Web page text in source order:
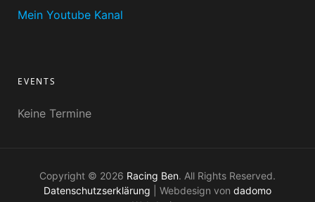
Mein Youtube Kanal
EVENTS
Keine Termine
Copyright © 2026 Racing Ben. All Rights Reserved.
Datenschutzserklärung | Webdesign von dadomo